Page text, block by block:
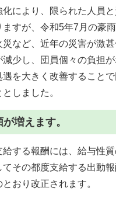
化により、限られた人員
ますが、令和5年7月の豪
災など、近年の災害が激
減少し、団員個々の負担
遇を大きく改善すること
しました。
増えます。
給する報酬には、給与性
てその都度支給する出動
おり改正されます。